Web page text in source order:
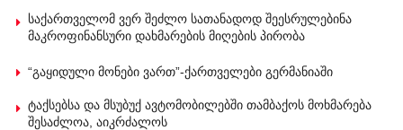
საქართველომ ვერ შეძლო სათანადოდ შეესრულებინა
მაკროფინანსური დახმარების მიღების პირობა
“გაყიდული მონები ვართ”-ქართველები გერმანიაში
ტაქსებსა და მსუბუქ ავტომობილებში თამბაქოს მოხმარება
შესაძლოა, აიკრძალოს